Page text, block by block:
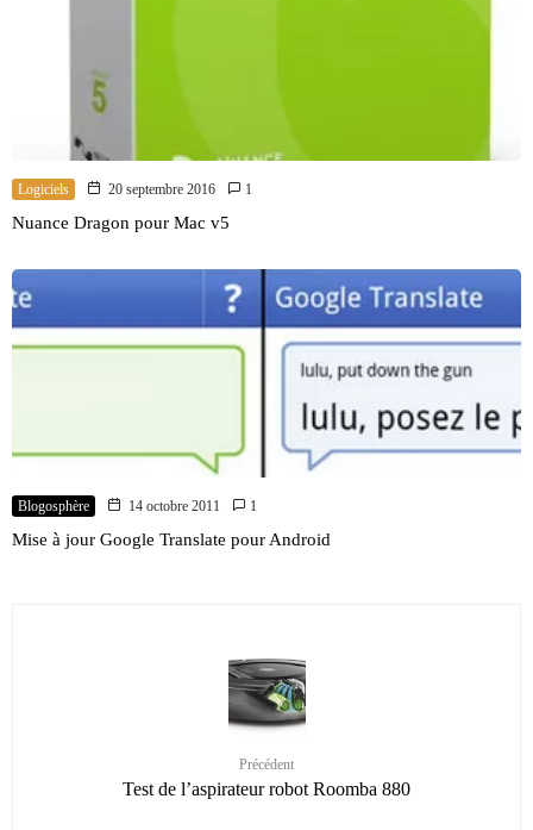
Logiciels 20 septembre 2016 1
Nuance Dragon pour Mac v5
Blogosphère 14 octobre 2011 1
Mise à jour Google Translate pour Android
Précédent
Test de l’aspirateur robot Roomba 880